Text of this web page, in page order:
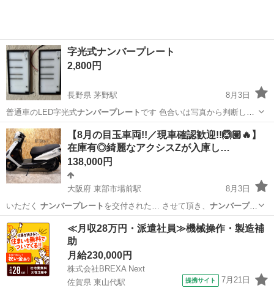
字光式ナンバープレート
2,800円
長野県 茅野駅
8月3日
普通車のLED字光式ナンバープレート です 色合いは写真から判断し
て…
長野 茅野市 茅野駅 外装、車外用品
【8月の目玉車両!!／現車確認歓迎!!🙆🏽🔥】
在庫有◎綺麗なアクシスZが入庫し…
138,000円
大阪府 東部市場前駅
8月3日
いただく ナンバープレート を交付された… させて頂き、 ナンバープレ
ートを取得後、こ…
大阪 大阪市 東部市場前駅 バイク アクシス
≪月収28万円・派遣社員≫機械操作・製造補
助
月給230,000円
株式会社BREXA Next
佐賀県 東山代駅
提携サイト 7月21日